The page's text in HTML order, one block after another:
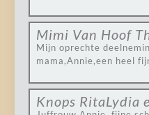
Mimi Van Hoof
Mijn oprechte
mama,Annie,een heel
Knops RitaLydia